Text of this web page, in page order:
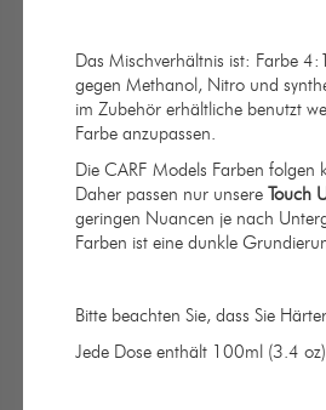
Das Mischverhältnis ist: Farbe
gegen Methanol, Nitro und
im Zubehör erhältliche benutzt
Farbe anzupassen.
Die CARF Models Farben
Daher passen nur unsere Touch
geringen Nuancen je nach
Farben ist eine dunkle
Bitte beachten Sie, dass Sie Härter
Jede Dose enthält 100ml (3.4 oz)